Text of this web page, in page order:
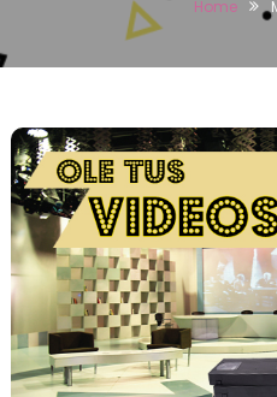
Home